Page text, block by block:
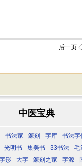
中医宝典
书法家 篆刻 字库 书法字
光明书 集美书 33书法 毛
字形 大字 篆刻之家 字源